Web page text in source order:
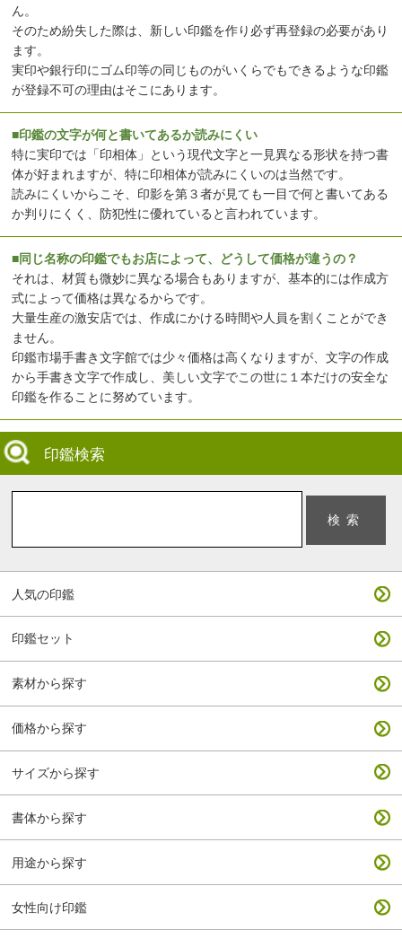
ん。
そのため紛失した際は、新しい印鑑を作り必ず再登録の必要があり
ます。
実印や銀行印にゴム印等の同じものがいくらでもできるような印鑑
が登録不可の理由はそこにあります。
■印鑑の文字が何と書いてあるか読みにくい
特に実印では「印相体」という現代文字と一見異なる形状を持つ書
体が好まれますが、特に印相体が読みにくいのは当然です。
読みにくいからこそ、印影を第３者が見ても一目で何と書いてある
か判りにくく、防犯性に優れていると言われています。
■同じ名称の印鑑でもお店によって、どうして価格が違うの？
それは、材質も微妙に異なる場合もありますが、基本的には作成方
式によって価格は異なるからです。
大量生産の激安店では、作成にかける時間や人員を割くことができ
ません。
印鑑市場手書き文字館では少々価格は高くなりますが、文字の作成
から手書き文字で作成し、美しい文字でこの世に１本だけの安全な
印鑑を作ることに努めています。
印鑑検索
人気の印鑑
印鑑セット
素材から探す
価格から探す
サイズから探す
書体から探す
用途から探す
女性向け印鑑